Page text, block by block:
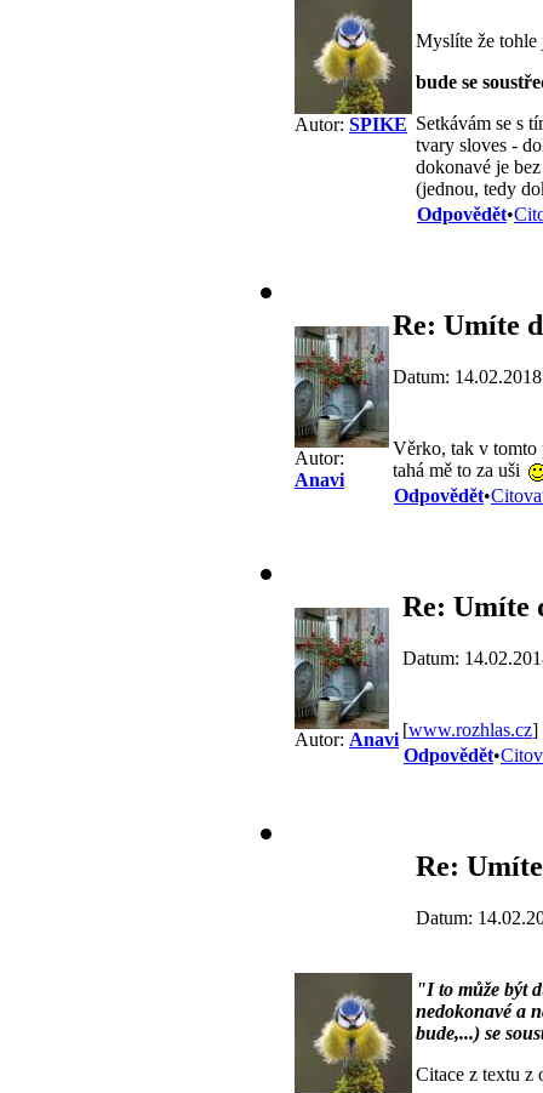
Autor: SPIKE
Myslíte že tohle
bude se
Setkávám se s
tvary sloves -
dokonavé je
(jednou, tedy
Odpovědět•
Autor:
Anavi
Re: Umíte
Datum:
Věrko, tak v tomto
tahá mě to za uši
Odpovědět•
Autor: Anavi
Re: Umíte
Datum:
[www.rozhlas.cz]
Odpovědět•
Re:
Datum:
"I to může být
nedokonavé a
bude,...) se
Citace z textu z